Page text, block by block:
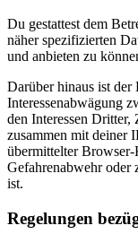
Du gestattest dem
näher spezifizierten
und anbieten zu
Darüber hinaus ist der
Interessenabwägung
den Interessen
zusammen mit deiner
übermittelter
Gefahrenabwehr
ist.
Regelungen